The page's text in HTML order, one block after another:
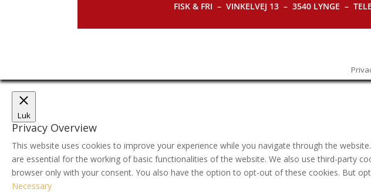
FISK & FRI – VINKELVEJ 13 – 3540 LYNGE –
Luk
Privacy Overview
This website uses cookies to improve your experience while you navigate through the
are essential for the working of basic functionalities of the website. We also use third-party
browser only with your consent. You also have the option to opt-out of these cookies. But
Necessary